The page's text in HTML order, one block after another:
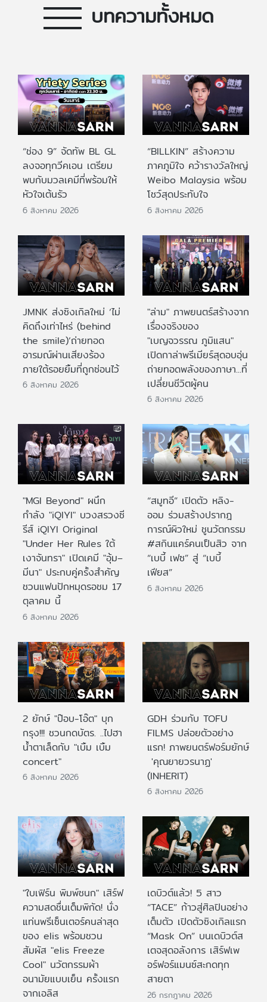
บทความทั้งหมด
“ช่อง 9” จัดทัพ BL GL
ลงจอทุกวีคเอน เตรียม
พบกับมวลเคมีที่พร้อมให้
หัวใจเต้นรัว
6 สิงหาคม 2026
“BILLKIN” สร้างความ
ภาคภูมิใจ คว้ารางวัลใหญ่
Weibo Malaysia พร้อม
โชว์สุดประทับใจ
6 สิงหาคม 2026
JMNK ส่งซิงเกิลใหม่ ‘ไม่
คิดถึงเท่าไหร่ (behind
the smile)’ถ่ายทอด
อารมณ์ผ่านเสียงร้อง
ภายใต้รอยยิ้มที่ถูกซ่อนไว้
6 สิงหาคม 2026
"ล่าม" ภาพยนตร์สร้างจาก
เรื่องจริงของ
"เบญจวรรณ ภูมิแสน"
เปิดกาล่าพรีเมียร์สุดอบอุ่น
ถ่ายทอดพลังของภาษา...ที่
เปลี่ยนชีวิตผู้คน
6 สิงหาคม 2026
"MGI Beyond" ผนึก
กำลัง "iQIYI" บวงสรวงซี
รีส์ iQIYI Original
"Under Her Rules ใต้
เงาจันทรา" เปิดเคมี "อุ้ม–
มีนา" ประกบคู่ครั้งสำคัญ
ชวนแฟนปักหมุดรอชม 17
ตุลาคม นี้
6 สิงหาคม 2026
“สมูทอี” เปิดตัว หลิง-
ออม ร่วมสร้างปรากฎ
การณ์ผิวใหม่ ชูนวัตกรรม
#สกินแคร์คนเป็นสิว จาก
“เบบี้ เฟซ” สู่ “เบบี้
เฟียส”
6 สิงหาคม 2026
2 ยักษ์ "ป๊อบ-โอ๊ต" บุก
กรุง!!! ชวนกดบัตร. ..ไปฮา
น้ำตาเล็ดกับ "เบิ้ม เบิ้ม
concert"
6 สิงหาคม 2026
GDH ร่วมกับ TOFU
FILMS ปล่อยตัวอย่าง
แรก! ภาพยนตร์ฟอร์มยักษ์
'คุณยายวรนาฏ'
(INHERIT)
6 สิงหาคม 2026
"ใบเฟิร์น พิมพ์ชนก" เสิร์ฟ
ความสดชื่นเต็มพิกัด! นั่ง
แท่นพรีเซ็นเตอร์คนล่าสุด
ของ elis พร้อมชวน
สัมผัส "elis Freeze
Cool" นวัตกรรมผ้า
อนามัยแบบเย็น ครั้งแรก
จากเอลิส
เดบิวต์แล้ว! 5 สาว
“TACE” ก้าวสู่ศิลปินอย่าง
เต็มตัว เปิดตัวซิงเกิลแรก
“Mask On” บนเดบิวต์ส
เตจสุดอลังการ เสิร์ฟเพ
อร์ฟอร์แมนซ์สะกดทุก
สายตา
26 กรกฎาคม 2026